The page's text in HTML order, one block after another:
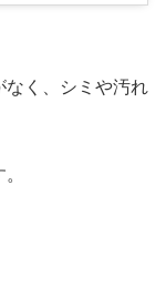
なく、シミや汚れ